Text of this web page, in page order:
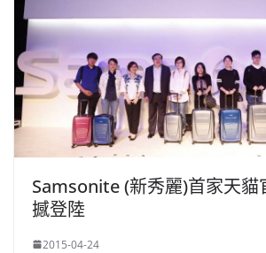
Samsonite (新秀麗)首家天貓
撼登陸
2015-04-24